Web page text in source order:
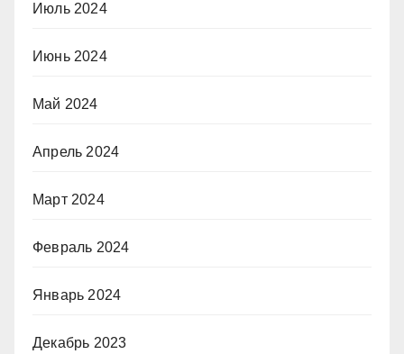
Июль 2024
Июнь 2024
Май 2024
Апрель 2024
Март 2024
Февраль 2024
Январь 2024
Декабрь 2023